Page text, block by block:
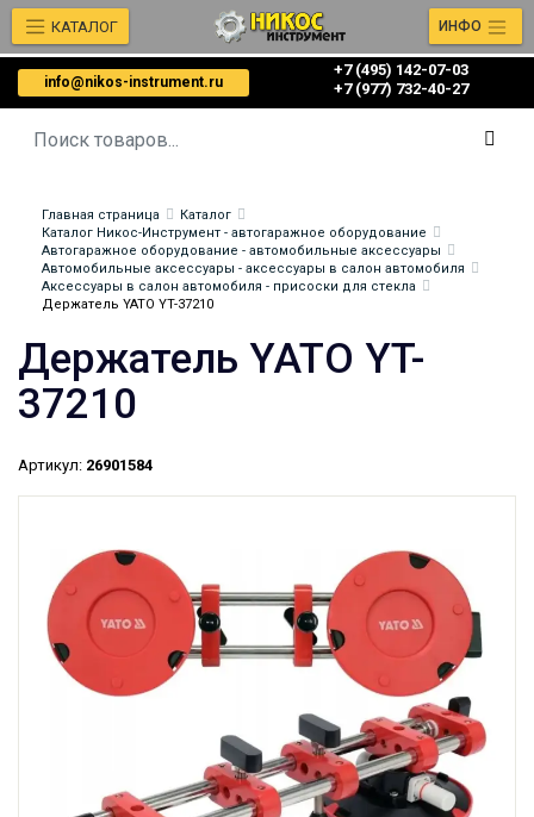
info@nikos-instrument.ru
+7 (495) 142-07-03
‎‎+7 (977) 732-40-27
КАТАЛОГ ИНФО
Главная страница
Каталог
Каталог Никос-Инструмент - автогаражное оборудование
Автогаражное оборудование - автомобильные аксессуары
Автомобильные аксессуары - аксессуары в салон автомобиля
Аксессуары в салон автомобиля - присоски для стекла
Держатель YATO YT-37210
Держатель YATO YT-
37210
Артикул: 26901584